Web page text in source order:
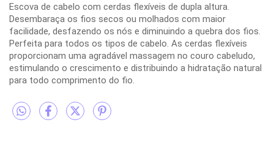
Escova de cabelo com cerdas flexíveis de dupla altura.
Desembaraça os fios secos ou molhados com maior
facilidade, desfazendo os nós e diminuindo a quebra dos fios.
Perfeita para todos os tipos de cabelo. As cerdas flexíveis
proporcionam uma agradável massagem no couro cabeludo,
estimulando o crescimento e distribuindo a hidratação natural
para todo comprimento do fio.